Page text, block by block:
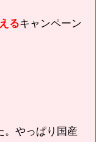
るキャンペーン
。やっぱり国産